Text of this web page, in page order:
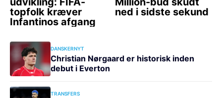
DANSKERNYT
Christian Nørgaard er historisk inden
debut i Everton
TRANSFERS